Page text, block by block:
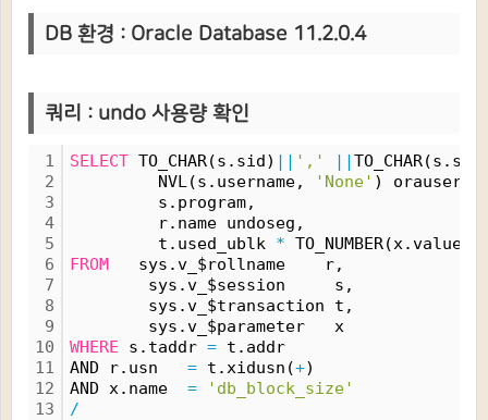
DB 환경 : Oracle Database 11.2.0.4
쿼리 : undo 사용량 확인
1
2
3
4
5
6
7
8
9
10
11
12
13
SELECT TO_CHAR(s.sid) | | ',' | |
NVL(s.username,
'None' ) orauser,
s.program,
r.name undoseg,
t.used_ublk * TO_NUMBER(x.value)
FROM sys.v_$rollname    r,
sys.v_$session     s,
sys.v_$transaction t,
sys.v_$parameter   x
WHERE s.taddr = t.addr
AND r.usn = t.xidusn(+)
AND x.name =
'db_block_size'
/